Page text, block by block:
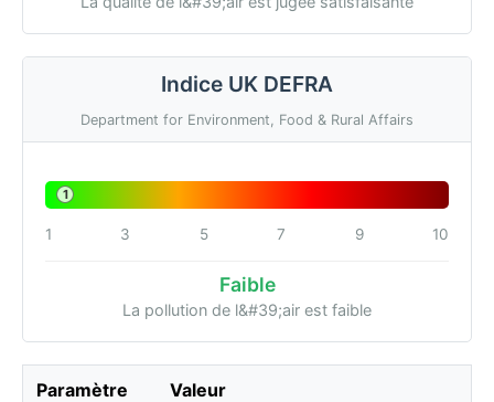
Indice UK DEFRA
Department for Environment, Food & Rural Affairs
1
1 3 5 7 9 10
Faible
La pollution de l&#39;air est faible
Paramètre Valeur